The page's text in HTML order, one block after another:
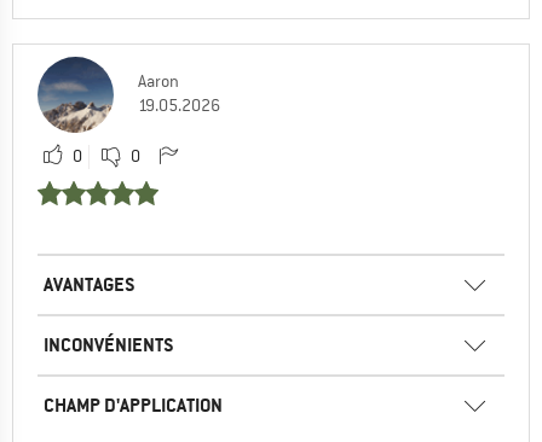
Aaron
19.05.2026
0 0
AVANTAGES
INCONVÉNIENTS
CHAMP D'APPLICATION